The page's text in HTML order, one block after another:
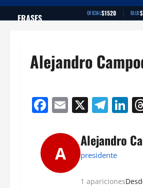
FRASES OFICIAL$1520 | BLUE
Alejandro
Facebook
Email
X
A
Alejandro
presidente
1 apariciones